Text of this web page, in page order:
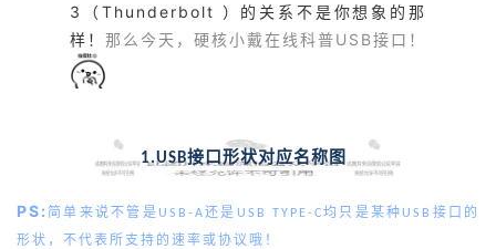
3（Thunderbolt ）的关系不是你想象的那
样！ 那么今天，硬核小戴在线科普USB接口！
1.USB接口形状对应名称图
PS: 简单来说不管是 USB-A还是 USB TYPE-C均只是某种 USB 接口的
形状，不代表所支持的速率或协议哦！